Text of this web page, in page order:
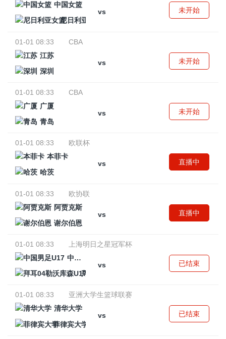
中国女篮
vs
尼日利亚女篮
未开始
01-01 08:33
CBA
江苏
vs
深圳
未开始
01-01 08:33
CBA
广厦
vs
青岛
未开始
01-01 08:33
欧联杯
本菲卡
vs
哈茨
直播中
01-01 08:33
欧协联
阿贾克斯
vs
谢尔伯恩
直播中
01-01 08:33
上海明日之星冠军杯
中国男足U17
vs
拜耳04勒沃库森U17
已结束
01-01 08:33
亚洲大学生篮球联赛
清华大学
vs
菲律宾大学
已结束